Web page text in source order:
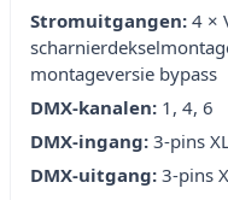
Stromuitgangen: 4 ×
montageversie bypass
DMX-kanalen: 1, 4, 6
DMX-ingang: 3-pins
DMX-uitgang: 3-pins